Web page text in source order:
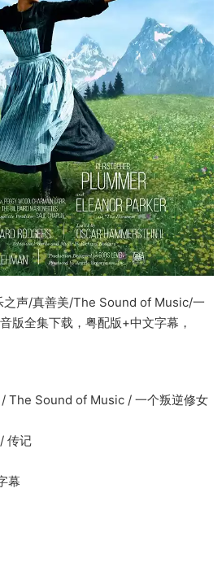
之声/真善美/The Sound of Music/一
版全集下载，粤配版+中文字幕，
The Sound of Music / 一个叛逆修女
传记
幕